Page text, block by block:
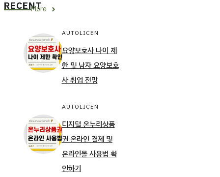
RECENT
More
AUTOLICEN
요양보호사 나이 제
한 및 남자 요양보호
사 취업 전망
AUTOLICEN
디지털 온누리상품
권 온라인 결제 및
온라인몰 사용법 확
인하기